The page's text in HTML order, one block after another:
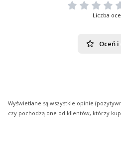
Liczba
Oceń i
Wyświetlane są wszystkie opinie
czy pochodzą one od klientów, którzy